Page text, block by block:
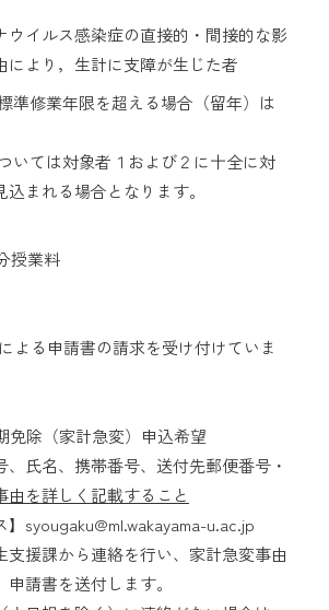
イルス感染症の直接的・間接的な影
により，生計に支障が生じた者
修業年限を超える場合（留年）は
ては対象者１および２に十全に対
まれる場合となります。
授業料
る申請書の請求を受け付けていま
免除（家計急変）申込希望
、氏名、携帯番号、送付先郵便番号・
由を詳しく記載すること
】syougaku@ml.wakayama-u.ac.jp
課から連絡を行い、家計急変事由
請書を送付します。